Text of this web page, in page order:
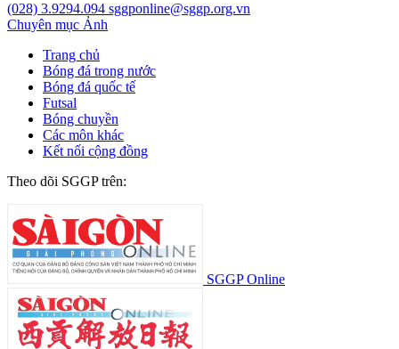
(028) 3.9294.094 sggponline@sggp.org.vn
Chuyên mục Ảnh
Trang chủ
Bóng đá trong nước
Bóng đá quốc tế
Futsal
Bóng chuyền
Các môn khác
Kết nối cộng đồng
Theo dõi SGGP trên:
SGGP Online